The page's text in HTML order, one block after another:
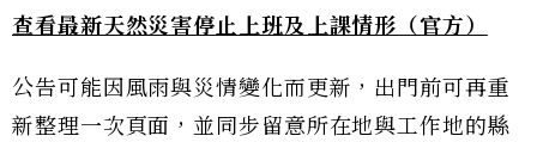
查看最新天然災害停止上班及上課情形（官方）
公告可能因風雨與災情變化而更新，出門前可再重
新整理一次頁面，並同步留意所在地與工作地的縣